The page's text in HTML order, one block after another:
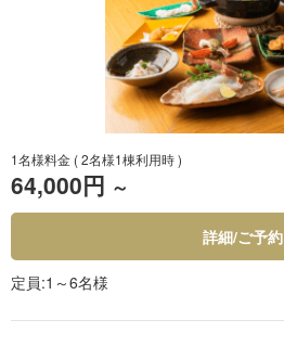
1名様料金 ( 2名様1棟利用時 )
64,000円 ～
詳細/ご予約
定員 1～6名様